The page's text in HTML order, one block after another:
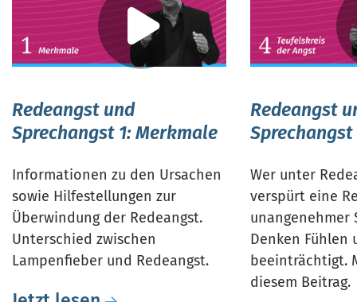
Redeangst und
Sprechangst 1: Merkmale
Informationen zu den Ursachen
sowie Hilfestellungen zur
Überwindung der Redeangst.
Unterschied zwischen
Lampenfieber und Redeangst.
Redeangst
Wer unter
verspürt eine
unangenehmer
Denken Fühlen
beeinträchtigt.
diesem Beitrag.